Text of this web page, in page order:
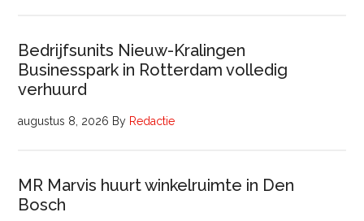
Bedrijfsunits Nieuw-Kralingen
Businesspark in Rotterdam volledig
verhuurd
augustus 8, 2026 By Redactie
MR Marvis huurt winkelruimte in Den
Bosch